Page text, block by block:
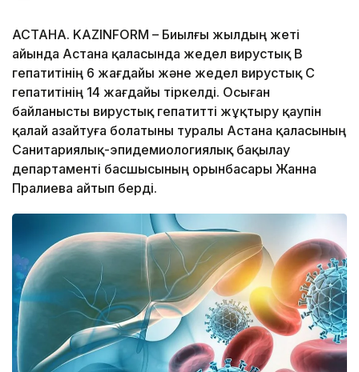
АСТАНА. KAZINFORM – Биылғы жылдың жеті
айында Астана қаласында жедел вирустық В
гепатитінің 6 жағдайы және жедел вирустық С
гепатитінің 14 жағдайы тіркелді. Осыған
байланысты вирустық гепатитті жұқтыру қаупін
қалай азайтуға болатыны туралы Астана қаласының
Санитариялық-эпидемиологиялық бақылау
департаменті басшысының орынбасары Жанна
Пралиева айтып берді.